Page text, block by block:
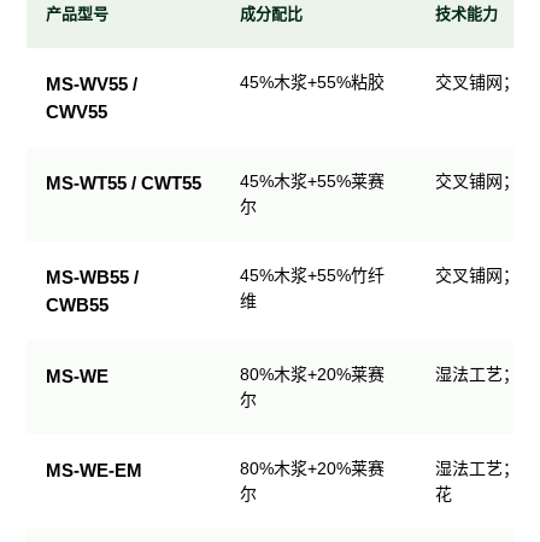
产品型号 成分配比 技术能力
MS-WV55 /
CWV55
45%木浆+55%粘胶 交叉铺网；
MS-WT55 / CWT55
45%木浆+55%莱赛
尔
交叉铺网；
MS-WB55 /
CWB55
45%木浆+55%竹纤
维
交叉铺网；
MS-WE
80%木浆+20%莱赛
尔
湿法工艺；
MS-WE-EM
80%木浆+20%莱赛
尔
湿法工艺；
花